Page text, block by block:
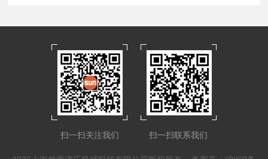
扫一扫关注我们 扫一扫联系我们